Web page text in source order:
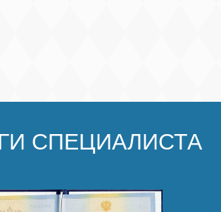
СПЕЦИАЛИСТА